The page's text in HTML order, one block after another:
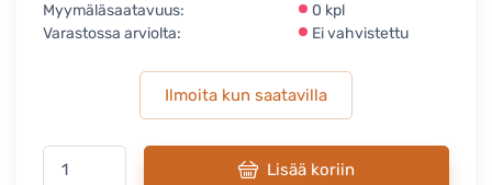
Myymäläsaatavuus:
0 kpl
Varastossa arviolta:
Ei vahvistettu
Ilmoita kun saatavilla
Lisää koriin